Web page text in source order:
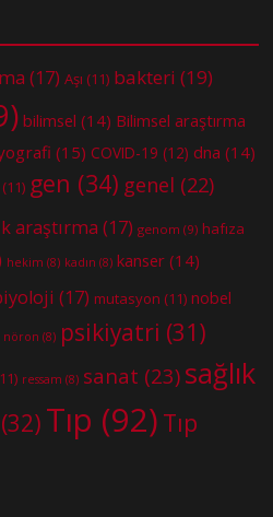
(17) Aşı (11) bakteri (19)
bilimsel (14) Bilimsel araştırma
(15) COVID-19 (12) dna (14)
(11) gen (34) genel (22)
araştırma (17) genom (9) hafıza
hekim (8) kadın (8) kanser (14)
(17) mutasyon (11) nobel
nöron (8) psikiyatri (31)
ressam (8) sanat (23) sağlık
(32) Tıp (92) Tıp